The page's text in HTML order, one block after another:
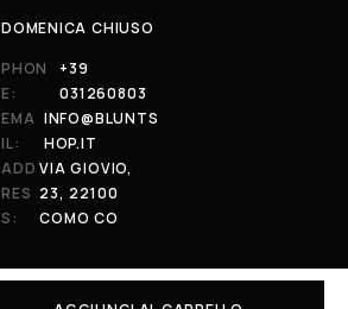
DOMENICA CHIUSO
PHON
E:
+39
031260803
EMA
IL:
INFO@BLUNTS
HOP.IT
ADD
RES
S:
VIA GIOVIO,
23, 22100
COMO CO